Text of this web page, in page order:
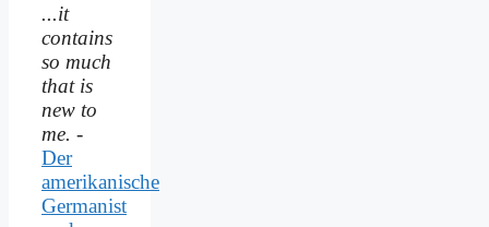
...it
contains
so much
that is
new to
me. -
Der
amerikanische
Germanist